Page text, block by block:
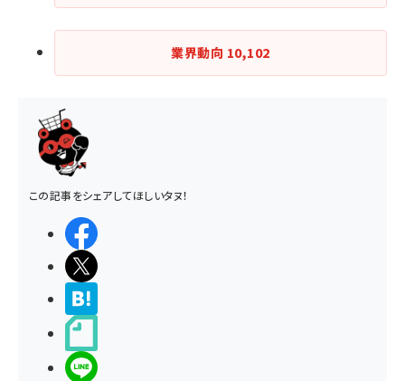
業界動向 10,102
この記事をシェアしてほしいタヌ！